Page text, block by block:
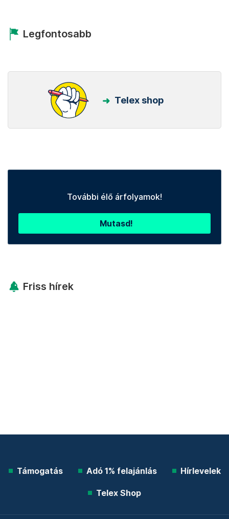
Legfontosabb
Telex shop
További élő árfolyamok!
Mutasd!
Friss hírek
Támogatás Adó 1% felajánlás Hírlevelek
Telex Shop